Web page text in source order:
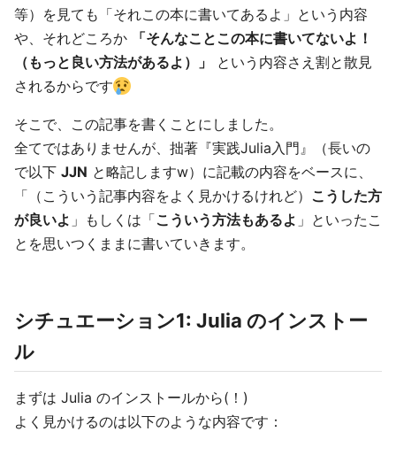
等）を見ても「それこの本に書いてあるよ」という内容
や、それどころか
「そんなことこの本に書いてないよ！
（もっと良い方法があるよ）」
という内容さえ割と散見
されるからです
そこで、この記事を書くことにしました。
全てではありませんが、拙著『実践Julia入門』（長いの
で以下 JJN と略記しますw）に記載の内容をベースに、
「（こういう記事内容をよく見かけるけれど） こうした方
が良いよ 」もしくは「こういう方法もあるよ 」といったこ
とを思いつくままに書いていきます。
シチュエーション1: Julia のインストー
ル
まずは Julia のインストールから(！)
よく見かけるのは以下のような内容です：